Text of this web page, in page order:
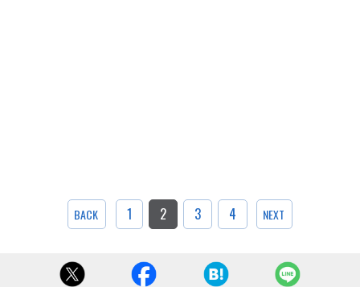
BACK 1 2 3 4 NEXT